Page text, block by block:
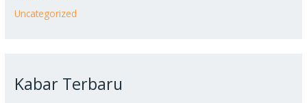
Uncategorized
Kabar Terbaru